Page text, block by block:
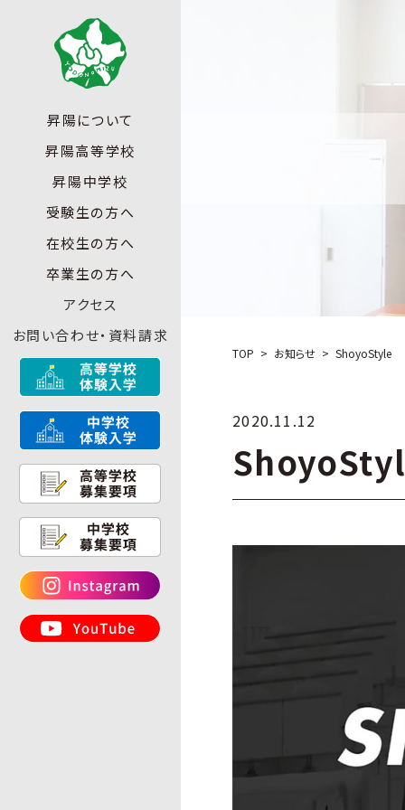
昇陽について
昇陽高等学校
昇陽中学校
受験生の方へ
在校生の方へ
卒業生の方へ
アクセス
お問い合わせ・資料請求
TOP お知らせ ShoyoStyle
2020.11.12